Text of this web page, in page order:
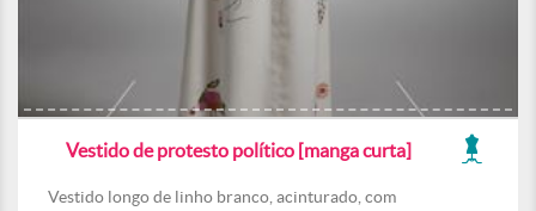
Vestido de protesto político [manga curta]
Vestido longo de linho branco, acinturado, com